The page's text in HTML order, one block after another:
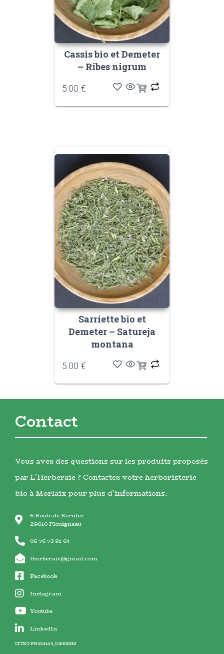
Cassis bio et Demeter
– Ribes nigrum
5.00 €
Sarriette bio et
Demeter – Satureja
montana
5.00 €
Contact
Vous avez des questions sur les produits proposés
par L’Herberaie ? Contactez votre herboristerie
bio à Morlaix pour plus d’informations.
6 Route de Keruler
29610 Plouigneau
06 76 73 91 64
lherberaie@gmail.com
Facebook
Instagram
Youtube
LinkedIn
CITEO FR354125_01HOMM